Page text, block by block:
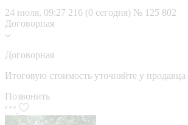
24 июля, 09:27 216 (0 сегодня) № 125 802
Договорная
Договорная
Итоговую стоимость уточняйте у продавца
Позвонить